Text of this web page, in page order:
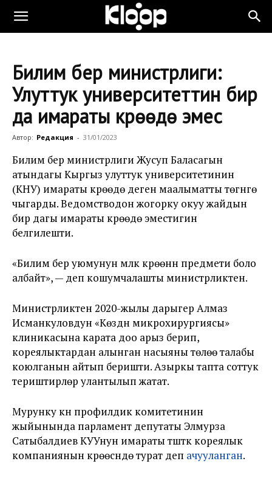
Билим берүү министрлиги:
Улуттук университеттин бир
да имараты күрөөдө эмес
Автор: Редакция - 31/01/2023
Билим берүү министрлиги Жусуп Баласагын
атындагы Кыргыз улуттук университетинин
(КНУ) имараты күрөөдө деген маалыматты төгүнгө
чыгарды. Ведомстводон жогорку окуу жайдын
бир дагы имараты күрөөдө эместигин
белгилешти.
«Билим берүү уюмунун мүлкү күрөөнүн предмети боло
албайт», — деп кошумчалашты министрликтен.
Министрликтен 2020-жылы дарыгер Алмаз
Исманкуловдун «Көздүн микрохирургиясы»
клиникасына карата доо арыз берип,
кореялыктардан алынган насыяны төлөө талабы
коюлганын айтып беришти. Азыркы тапта соттук
териштирүүлөр улантылып жатат.
Мурунку күнү профилдик комитетинин
жыйынында парламент депутаты Элмурза
Сатыбалдиев КУУнун имараты түштүк кореялык
компаниянын күрөөсүндө турат деп ачууланган.